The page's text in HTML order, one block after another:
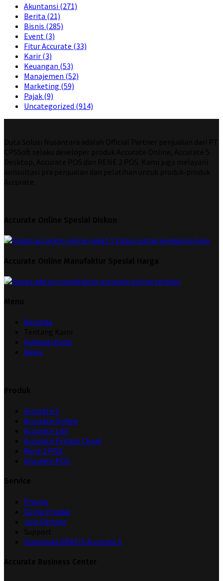
Akuntansi (271)
Berita (21)
Bisnis (285)
Event (3)
Fitur Accurate (33)
Karir (3)
Keuangan (53)
Manajemen (52)
Marketing (59)
Pajak (9)
Uncategorized (914)
Beranda
Hubungi Kami
News
Accurate 5
Accurate Online
Accurate Lite
Accurate Private Cloud
Rene 2 POS
Accurate POS
Promo
Demo Produk
Join Partner
Download GRATIS Accurate 5